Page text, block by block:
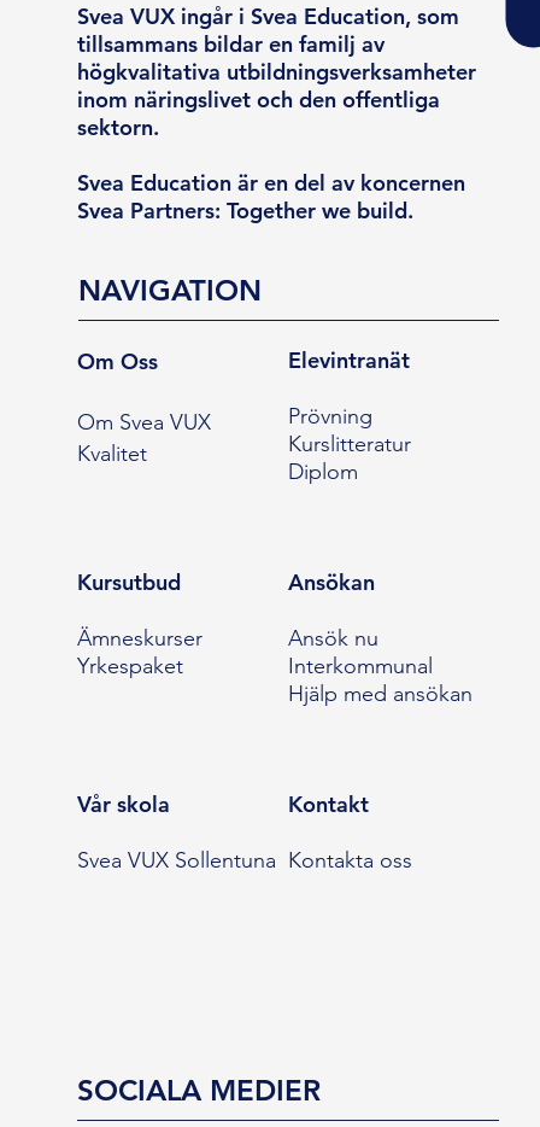
Svea VUX ingår i Svea Education, som
tillsammans bildar en familj av
högkvalitativa utbildningsverksamheter
inom näringslivet och den offentliga
sektorn.
Svea Education är en del av koncernen
Svea Partners: Together we build.
NAVIGATION
Om Oss
Om Svea VUX
Kvalitet
Elevintranät
Prövning
Kurslitteratur
Diplom
Kursutbud
Ämneskurser
Yrkespaket
Ansökan
Ansök nu
Interkommunal
Hjälp med ansökan
Vår skola
Svea VUX Sollentuna
Kontakt
Kontakta oss
SOCIALA MEDIER